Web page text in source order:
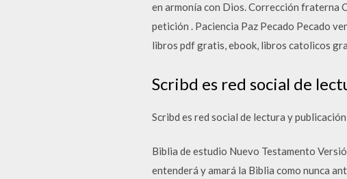
en armonía con Dios. Corrección fraterna
petición . Paciencia Paz Pecado Pecado
libros pdf gratis, ebook, libros catolicos
Scribd es red social de
Scribd es red social de lectura y
Biblia de estudio Nuevo Testamento
entenderá y amará la Biblia como nunca